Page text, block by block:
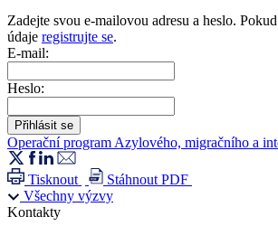
Zadejte svou e-mailovou adresu a heslo.
údaje registrujte se.
E-mail:
Heslo:
Operační program Azylového, migračního a
Tisknout
Stáhnout PDF
Všechny výzvy
Kontakty